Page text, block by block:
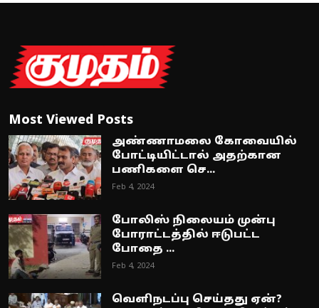
Most Viewed Posts
அண்ணாமலை கோவையில்
போட்டியிட்டால் அதற்கான
பணிகளை செ...
Feb 4, 2024
போலிஸ் நிலையம் முன்பு
போராட்டத்தில் ஈடுபட்ட
போதை ...
Feb 4, 2024
வெளிநடப்பு செய்தது ஏன்?